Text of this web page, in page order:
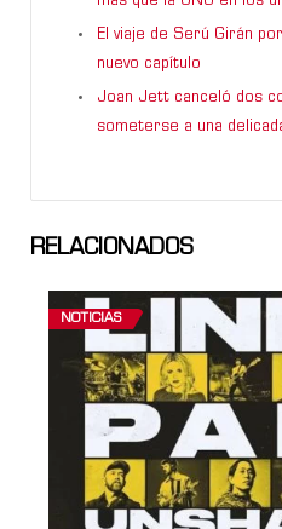
El viaje de Serú Girán
nuevo capítulo
Joan Jett canceló dos
someterse a una
RELACIONADOS
NOTICIAS